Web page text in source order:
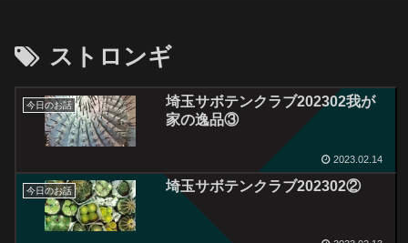
ストロンギ
今日のお話
埼玉サボテンクラブ202302我が
家の逸品③
2023.02.14
今日のお話 埼玉サボテンクラブ202302②